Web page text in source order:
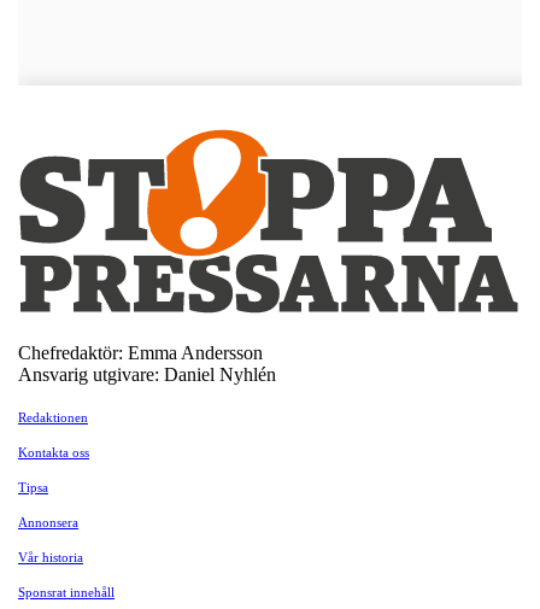
Chefredaktör: Emma Andersson
Ansvarig utgivare: Daniel Nyhlén
Redaktionen
Kontakta oss
Tipsa
Annonsera
Vår historia
Sponsrat innehåll